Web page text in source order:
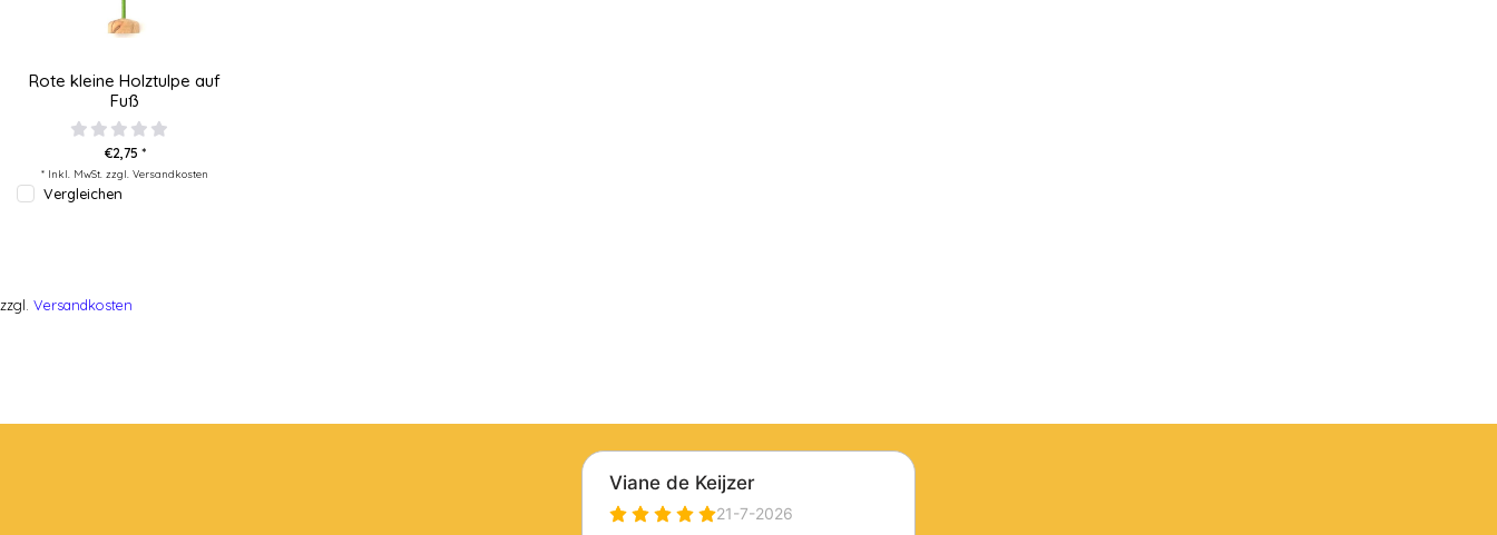
Rote kleine Holztulpe auf
Fuß
€2,75 *
* Inkl. MwSt. zzgl. Versandkosten
Vergleichen
zzgl. Versandkosten